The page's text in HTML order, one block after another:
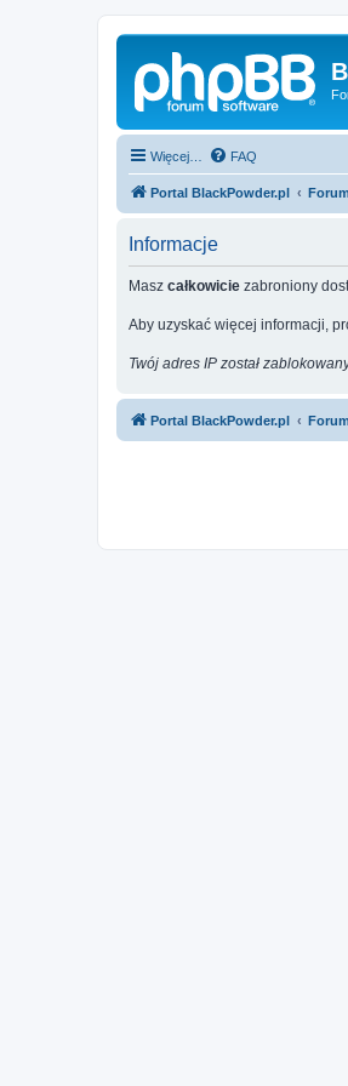
Więcej… FAQ
Portal BlackPowder.pl
Informacje
Masz całkowicie zabroniony
Aby uzyskać więcej informacji,
Twój adres IP został
Portal BlackPowder.pl